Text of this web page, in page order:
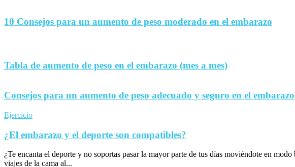
10 Consejos para un aumento de peso moderado en el embarazo
Tabla de aumento de peso en el embarazo (mes a mes)
Consejos para un aumento de peso adecuado y seguro en el embarazo
Ejercicio
¿El embarazo y el deporte son compatibles?
¿Te encanta el deporte y no soportas pasar la mayor parte de tus días moviéndote en modo
viajes de la cama al...